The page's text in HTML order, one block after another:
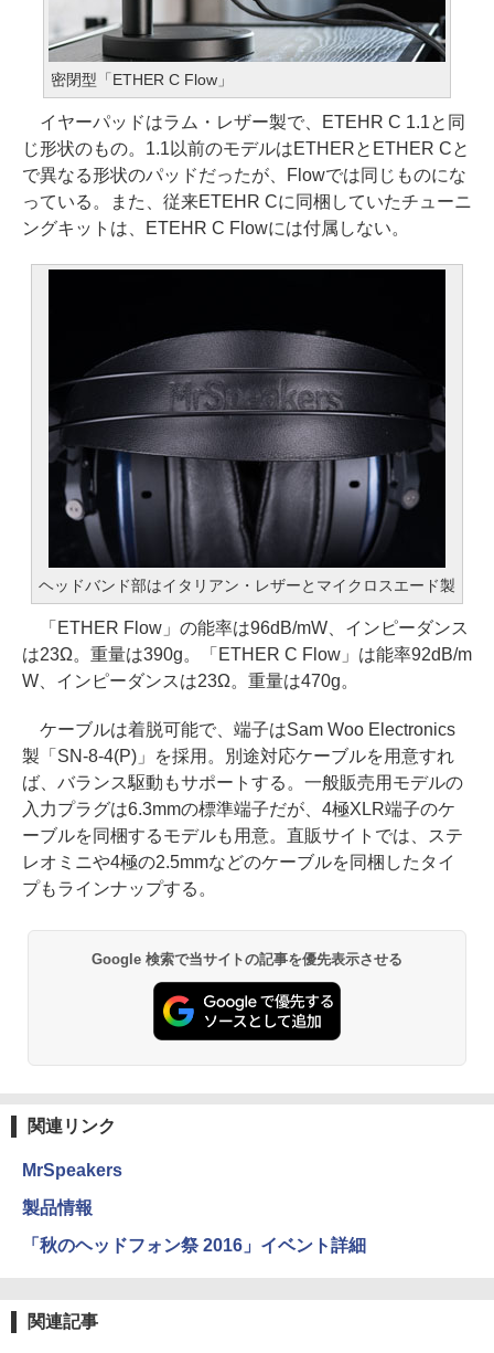
密閉型「ETHER C Flow」
イヤーパッドはラム・レザー製で、ETEHR C 1.1と同
じ形状のもの。1.1以前のモデルはETHERとETHER Cと
で異なる形状のパッドだったが、Flowでは同じものにな
っている。また、従来ETEHR Cに同梱していたチューニ
ングキットは、ETEHR C Flowには付属しない。
ヘッドバンド部はイタリアン・レザーとマイクロスエード製
「ETHER Flow」の能率は96dB/mW、インピーダンス
は23Ω。重量は390g。「ETHER C Flow」は能率92dB/m
W、インピーダンスは23Ω。重量は470g。
ケーブルは着脱可能で、端子はSam Woo Electronics
製「SN-8-4(P)」を採用。別途対応ケーブルを用意すれ
ば、バランス駆動もサポートする。一般販売用モデルの
入力プラグは6.3mmの標準端子だが、4極XLR端子のケ
ーブルを同梱するモデルも用意。直販サイトでは、ステ
レオミニや4極の2.5mmなどのケーブルを同梱したタイ
プもラインナップする。
Google 検索で当サイトの記事を優先表示させる
関連リンク
MrSpeakers
製品情報
「秋のヘッドフォン祭 2016」イベント詳細
関連記事